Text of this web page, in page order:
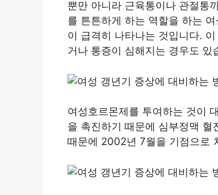
뿐만 아니라 근육통이나 관절통
를 튼튼하게 하는 역할을 하는
이 급격히 나타나는 것입니다.
거나 통증이 심해지는 경우도 있
여성호르몬제를 투여하는 것이
을 촉진하기 때문에 심부정맥 혈
때문에 2002년 7월을 기점으로